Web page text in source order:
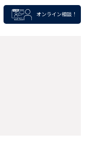
オンライン相談！